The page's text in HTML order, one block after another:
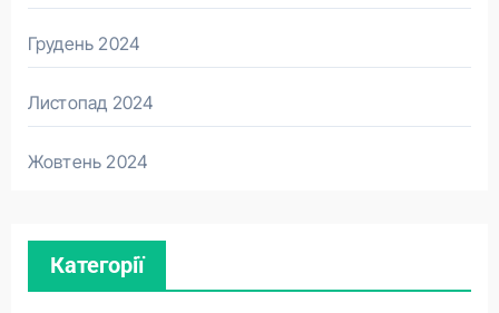
Грудень 2024
Листопад 2024
Жовтень 2024
Категорії